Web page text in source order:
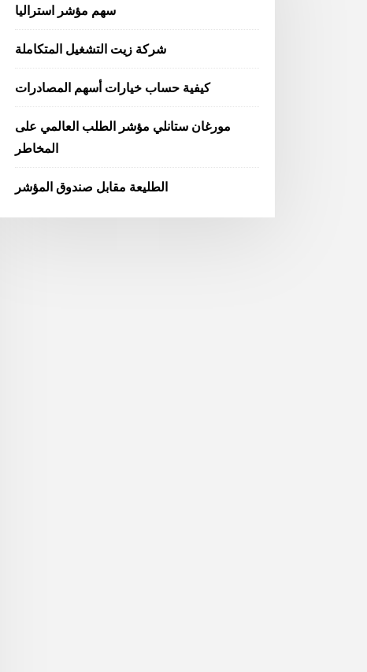
سهم مؤشر استراليا
شركة زيت التشغيل المتكاملة
كيفية حساب خيارات أسهم المصادرات
مورغان ستانلي مؤشر الطلب العالمي على
المخاطر
الطليعة مقابل صندوق المؤشر